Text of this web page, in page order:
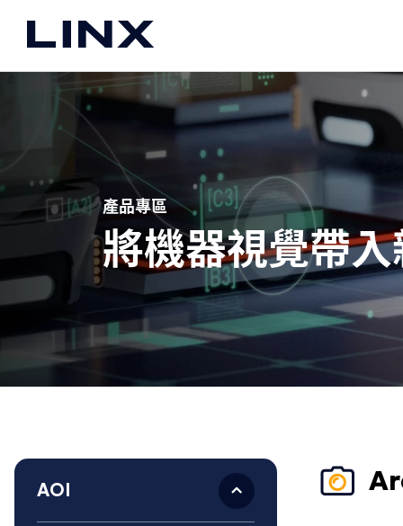
關於我們
公司介紹
品牌合作夥伴
願景
聯絡我們
Support
產品專區
將機器視覺帶
AOI